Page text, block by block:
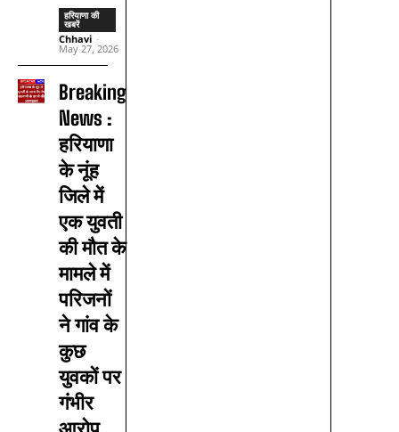
हरियाणा की
खबरें
Chhavi -
May 27, 2026
Breaking
News :
हरियाणा
के नूंह
जिले में
एक युवती
की मौत के
मामले में
परिजनों
ने गांव के
कुछ
युवकों पर
गंभीर